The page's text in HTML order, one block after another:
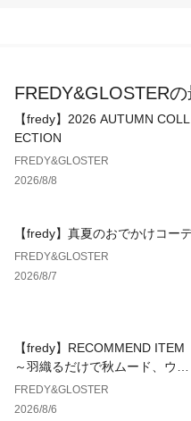
◇商品のお気に入り登録◇
気になる商品は、お気に入り
※お手入れの際は、商品につ
●お取扱い上のご注意●
＊商品を長くご愛用していた
がある場合は必ずご確認の上
＊画像の商品はサンプルと
＊店頭及び屋外での撮影画
て見える場合があります。
をご参照下さい。
＊商品画像に関しては出来る
FREDY&GLOSTER
【fredy】2026 AUTUMN COLL
ECTION
FREDY&GLOSTER
2026/8/8
【fredy】真夏のおでかけコー
FREDY&GLOSTER
2026/8/7
【fredy】RECOMMEND ITEM
～羽織るだけで秋ムード、ウエ
ストギャザーテーラードシャツ
～
FREDY&GLOSTER
2026/8/6